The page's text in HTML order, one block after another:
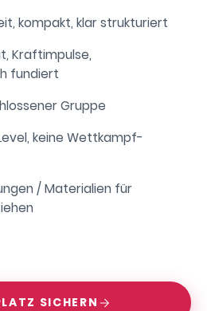
kompakt, klar strukturiert
Kraftimpulse,
fundiert
Gruppe
keine Wettkampf-
/ Materialien für
SICHERN